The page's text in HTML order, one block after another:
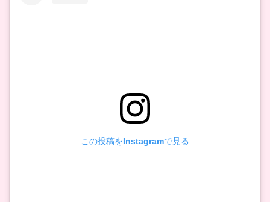
この投稿をInstagramで見る